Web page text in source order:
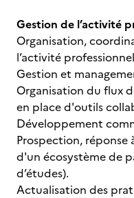
Gestion de l’activité
Organisation,
l’activité
Gestion et
Organisation du flux
en place d'outils
Développement
Prospection, réponse
d'un écosystème de
d’études).
Actualisation des